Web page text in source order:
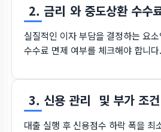
2. 금리 와 중도상환 수수
실질적인 이자 부담을 결정하는 요
수수료 면제 여부를 체크해야 합니다.
3. 신용 관리 및 부가 조
대출 실행 후 신용점수 하락 폭을 최